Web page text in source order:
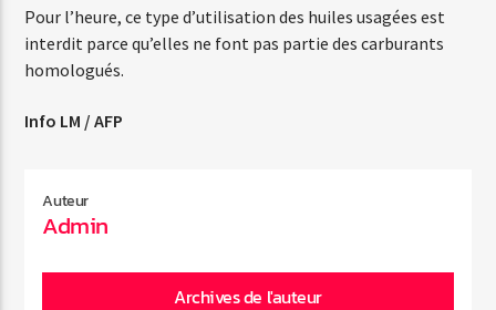
Pour l’heure, ce type d’utilisation des huiles usagées est
interdit parce qu’elles ne font pas partie des carburants
homologués.
Info LM / AFP
Auteur
Admin
Archives de l'auteur